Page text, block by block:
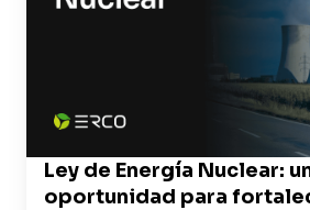
Ley de Energía Nuclear:
oportunidad para